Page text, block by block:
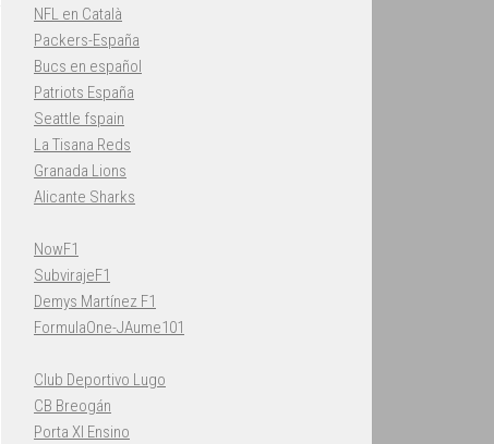
NFL en Català
Packers-España
Bucs en español
Patriots España
Seattle fspain
La Tisana Reds
Granada Lions
Alicante Sharks
NowF1
SubvirajeF1
Demys Martínez F1
FormulaOne-JAume101
Club Deportivo Lugo
CB Breogán
Porta XI Ensino